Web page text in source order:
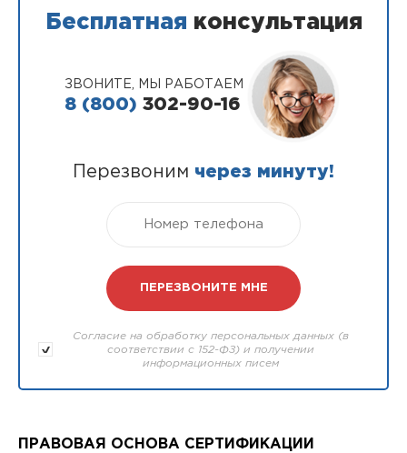
Бесплатная консультация
ЗВОНИТЕ, МЫ РАБОТАЕМ
8 (800) 302-90-16
Перезвоним через минуту!
Согласие на обработку персональных данных (в
соответствии с 152-ФЗ) и получении
информационных писем
ПРАВОВАЯ ОСНОВА СЕРТИФИКАЦИИ